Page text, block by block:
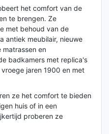
het comfort van de
te brengen. Ze
met behoud van de
antiek meubilair, nieuwe
matrassen en
badkamers met replica's
jaren 1900 en met
ze het comfort te bieden
huis of in een
proberen ze